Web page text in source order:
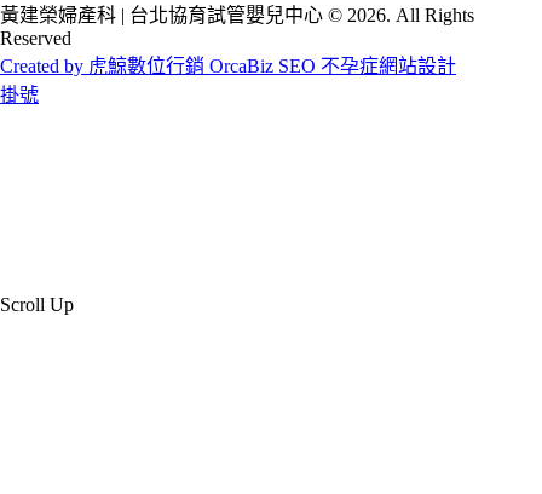
黃建榮婦產科 | 台北協育試管嬰兒中心 © 2026. All Rights
Reserved
Created by 虎鯨數位行銷 OrcaBiz SEO 不孕症網站設計
掛號
Scroll Up